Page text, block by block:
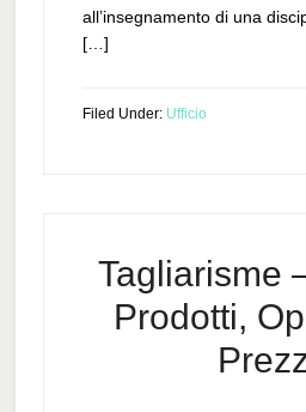
all’insegnamento di una
[…]
Filed Under: Ufficio
Tagliarisme
Prodotti,